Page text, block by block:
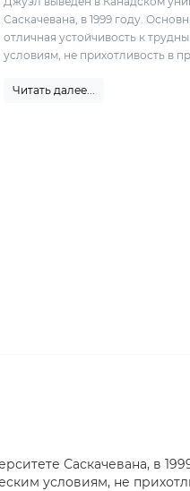
Саскачевана, в 1999 году.
отличная устойчивость к
условиям, не прихотливость в
Читать далее...
Саскачевана, в
условиям, не